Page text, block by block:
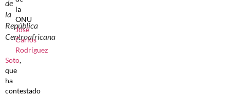
de
la
República
Centroafricana
la
ONU
José
Carlos
Rodríguez
Soto,
que
ha
contestado